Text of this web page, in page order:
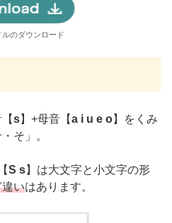
ルのダウンロード
s】+母音【a i u e o】をくみ
そ」。
S s】は大文字と小文字の形
いはあります。